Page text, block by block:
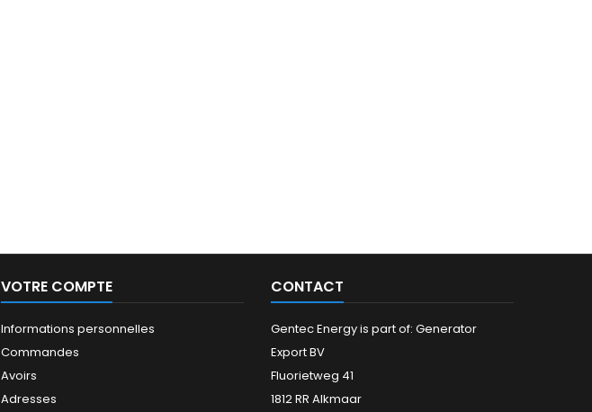
VOTRE COMPTE
Informations personnelles
Commandes
Avoirs
Adresses
CONTACT
Gentec Energy is part of: Generator
Export BV
Fluorietweg 41
1812 RR Alkmaar